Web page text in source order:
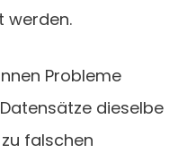
werden.
Probleme
dieselbe
falschen